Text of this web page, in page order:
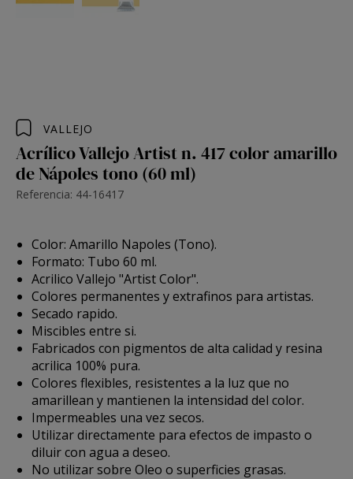
VALLEJO
Acrílico Vallejo Artist n. 417 color amarillo
de Nápoles tono (60 ml)
Referencia: 44-16417
Color: Amarillo Napoles (Tono).
Formato: Tubo 60 ml.
Acrilico Vallejo "Artist Color".
Colores permanentes y extrafinos para artistas.
Secado rapido.
Miscibles entre si.
Fabricados con pigmentos de alta calidad y resina
acrilica 100% pura.
Colores flexibles, resistentes a la luz que no
amarillean y mantienen la intensidad del color.
Impermeables una vez secos.
Utilizar directamente para efectos de impasto o
diluir con agua a deseo.
No utilizar sobre Oleo o superficies grasas.